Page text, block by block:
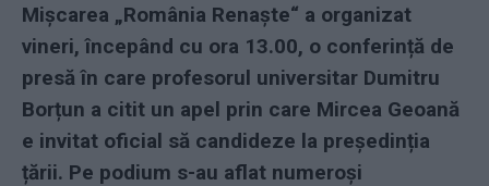
Mișcarea „România Renaște“ a organizat
vineri, începând cu ora 13.00, o conferință de
presă în care profesorul universitar Dumitru
Borțun a citit un apel prin care Mircea Geoană
e invitat oficial să candideze la președinția
țării. Pe podium s-au aflat numeroși